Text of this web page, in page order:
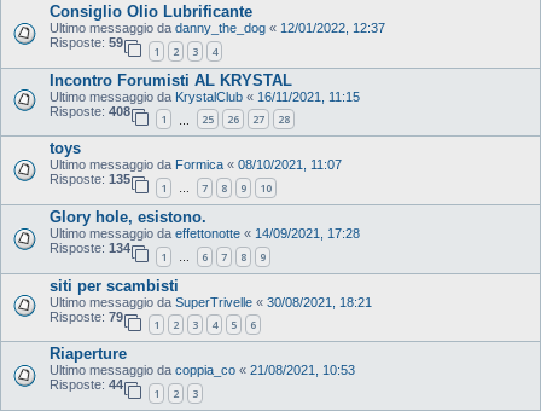
Consiglio Olio Lubrificante
Ultimo messaggio da danny_the_dog « 12/01/2022, 12:37
Risposte: 59
1 2 3 4
Incontro Forumisti AL KRYSTAL
Ultimo messaggio da KrystalClub « 16/11/2021, 11:15
Risposte: 408
1 25 26 27 28
toys
Ultimo messaggio da Formica « 08/10/2021, 11:07
Risposte: 135
1 … 7 8 9 10
Glory hole, esistono.
Ultimo messaggio da effettonotte « 14/09/2021, 17:28
Risposte: 134
1 6 7 8 9
siti per scambisti
Ultimo messaggio da SuperTrivelle « 30/08/2021, 18:21
Risposte: 79
1 2 3 4 5 6
Riaperture
Ultimo messaggio da coppia_co « 21/08/2021, 10:53
Risposte: 44
1 2 3